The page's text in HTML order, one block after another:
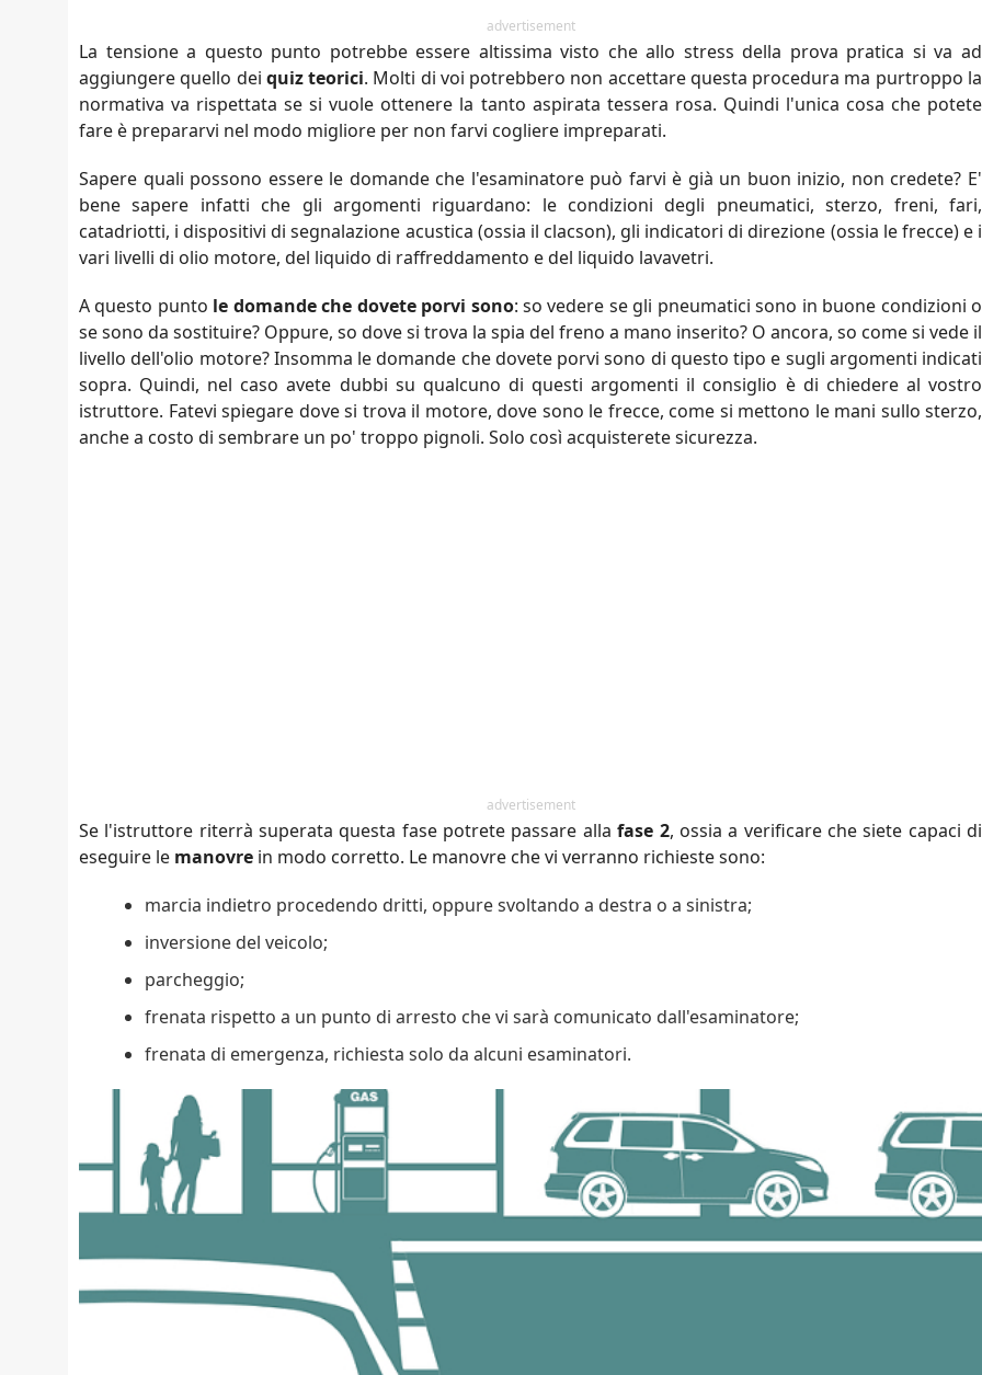
advertisement
La tensione a questo punto potrebbe essere altissima visto che allo stress della prova pratica si va ad
aggiungere quello dei quiz teorici. Molti di voi potrebbero non accettare questa procedura ma purtroppo la
normativa va rispettata se si vuole ottenere la tanto aspirata tessera rosa. Quindi l'unica cosa che potete
fare è prepararvi nel modo migliore per non farvi cogliere impreparati.
Sapere quali possono essere le domande che l'esaminatore può farvi è già un buon inizio, non credete? E'
bene sapere infatti che gli argomenti riguardano: le condizioni degli pneumatici, sterzo, freni, fari,
catadriotti, i dispositivi di segnalazione acustica (ossia il clacson), gli indicatori di direzione (ossia le frecce) e i
vari livelli di olio motore, del liquido di raffreddamento e del liquido lavavetri.
A questo punto le domande che dovete porvi sono: so vedere se gli pneumatici sono in buone condizioni o
se sono da sostituire? Oppure, so dove si trova la spia del freno a mano inserito? O ancora, so come si vede il
livello dell'olio motore? Insomma le domande che dovete porvi sono di questo tipo e sugli argomenti indicati
sopra. Quindi, nel caso avete dubbi su qualcuno di questi argomenti il consiglio è di chiedere al vostro
istruttore. Fatevi spiegare dove si trova il motore, dove sono le frecce, come si mettono le mani sullo sterzo,
anche a costo di sembrare un po' troppo pignoli. Solo così acquisterete sicurezza.
advertisement
Se l'istruttore riterrà superata questa fase potrete passare allafase 2, ossia a verificare che siete capaci di
eseguire le manovre in modo corretto. Le manovre che vi verranno richieste sono:
marcia indietro procedendo dritti, oppure svoltando a destra o a sinistra;
inversione del veicolo;
parcheggio;
frenata rispetto a un punto di arresto che vi sarà comunicato dall'esaminatore;
frenata di emergenza, richiesta solo da alcuni esaminatori.